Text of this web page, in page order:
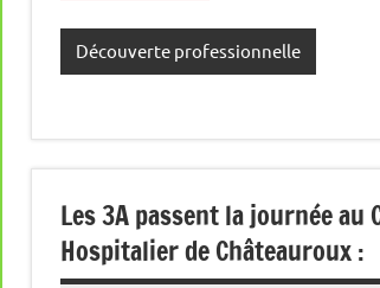
Découverte professionnelle
Les 3A passent la journée au
Hospitalier de Châteauroux :